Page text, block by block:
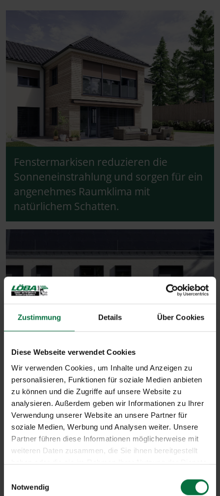
Zustimmung Details Über Cookies
Diese Webseite verwendet Cookies
Wir verwenden Cookies, um Inhalte und Anzeigen zu
personalisieren, Funktionen für soziale Medien anbieten
zu können und die Zugriffe auf unsere Website zu
analysieren. Außerdem geben wir Informationen zu Ihrer
Verwendung unserer Website an unsere Partner für
soziale Medien, Werbung und Analysen weiter. Unsere
Partner führen diese Informationen möglicherweise mit
weiteren Daten zusammen, die Sie ihnen bereitgestellt
haben oder die sie im Rahmen Ihrer Nutzung der Dienste
Notwendig
Fenstermarkisen reduzieren die
Sonneneinstrahlung und sorgen für ein
angenehmes Raumklima mit
natürlichem Schatten.